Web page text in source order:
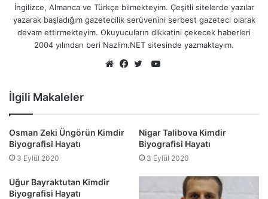
İngilizce, Almanca ve Türkçe bilmekteyim. Çeşitli sitelerde yazılar
yazarak başladığım gazetecilik serüvenini serbest gazeteci olarak
devam ettirmekteyim. Okuyucuların dikkatini çekecek haberleri
2004 yılından beri Nazlim.NET sitesinde yazmaktayım.
YouTube
İlgili Makaleler
Osman Zeki Üngörün Kimdir
Biyografisi Hayatı
3 Eylül 2020
Nigar Talibova Kimdir
Biyografisi Hayatı
3 Eylül 2020
Uğur Bayraktutan Kimdir
Biyografisi Hayatı